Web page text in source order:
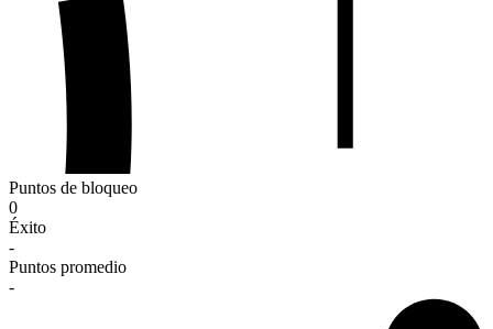
Puntos de bloqueo
0
Éxito
-
Puntos promedio
-